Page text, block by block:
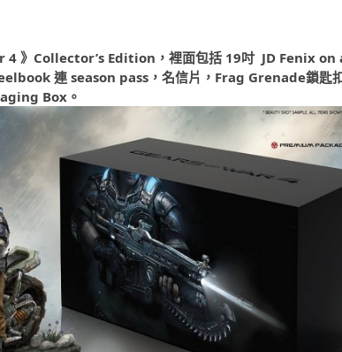
4 》Collector’s Edition，裡面包括 19吋 JD Fenix on
連 season pass，名信片，Frag Grenade鎖匙
Box。